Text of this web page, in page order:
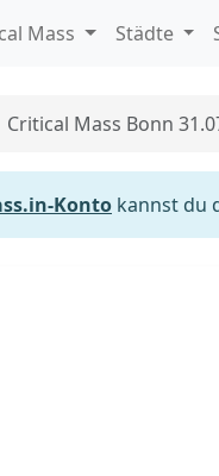
Mass Städte
Critical Mass Bonn
Konto kannst du